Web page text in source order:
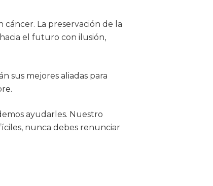
La preservación de la
el futuro con ilusión,
sus mejores aliadas para
ayudarles. Nuestro
nunca debes renunciar